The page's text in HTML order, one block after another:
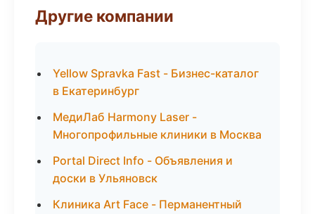
Другие компании
Yellow Spravka Fast - Бизнес-каталог
в Екатеринбург
МедиЛаб Harmony Laser -
Многопрофильные клиники в Москва
Portal Direct Info - Объявления и
доски в Ульяновск
Клиника Art Face - Перманентный